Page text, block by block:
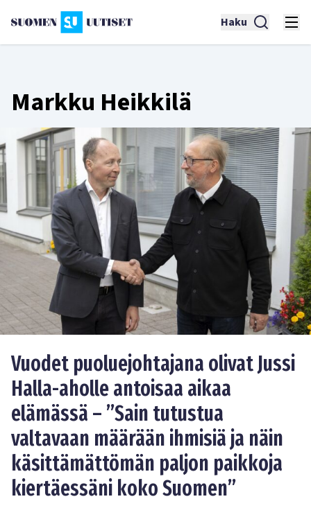
Haku
Markku Heikkilä
Vuodet puoluejohtajana olivat Jussi
Halla-aholle antoisaa aikaa
elämässä – ”Sain tutustua
valtavaan määrään ihmisiä ja näin
käsittämättömän paljon paikkoja
kiertäessäni koko Suomen”